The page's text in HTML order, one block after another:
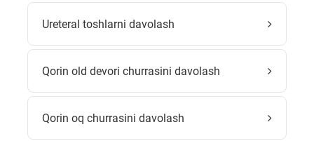
Ureteral toshlarni davolash
Qorin old devori churrasini davolash
Qorin oq churrasini davolash